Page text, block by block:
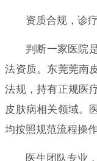
资质合规，诊
判断一家医院
法资质。东莞莞南
法规，持有正规医
皮肤病相关领域。
均按照规范流程操
医生团队专业